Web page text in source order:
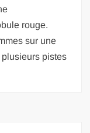
rouge.
sur une
pistes